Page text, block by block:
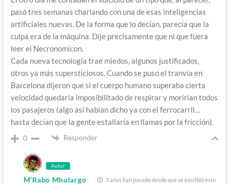
pasó tres semanas charlando con una de esas inteligencias
artificiales nuevas. De la forma que lo decían, parecía que la
culpa era de la máquina. Dije precisamente que ni que fuera
leer el Necronomicon.
Cada nueva tecnología trae miedos, algunos justificados,
otros ya más supersticiosos. Cuando se puso el tranvía en
Barcelona dijeron que si el cuerpo humano superaba cierta
velocidad quedaría imposibilitado de respirar y morirían todos
los pasajeros (algo así habían dicho ya con el ferrocarril…
hasta decían que la gente estallaría en llamas por la fricción).
0 Responder
Autor
M'Rabo Mhulargo 3 años han pasado desde que se escribió esto